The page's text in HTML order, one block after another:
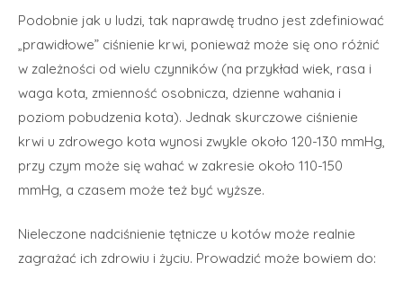
Podobnie jak u ludzi, tak naprawdę trudno jest zdefiniować
„prawidłowe” ciśnienie krwi, ponieważ może się ono różnić
w zależności od wielu czynników (na przykład wiek, rasa i
waga kota, zmienność osobnicza, dzienne wahania i
poziom pobudzenia kota). Jednak skurczowe ciśnienie
krwi u zdrowego kota wynosi zwykle około 120-130 mmHg,
przy czym może się wahać w zakresie około 110-150
mmHg, a czasem może też być wyższe.
Nieleczone nadciśnienie tętnicze u kotów może realnie
zagrażać ich zdrowiu i życiu. Prowadzić może bowiem do: